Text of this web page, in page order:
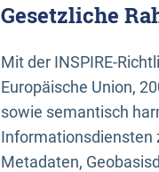
Gesetzliche
Mit der INSPIRE-
Europäische Union,
sowie semantisch
Informationsdiensten
Metadaten,